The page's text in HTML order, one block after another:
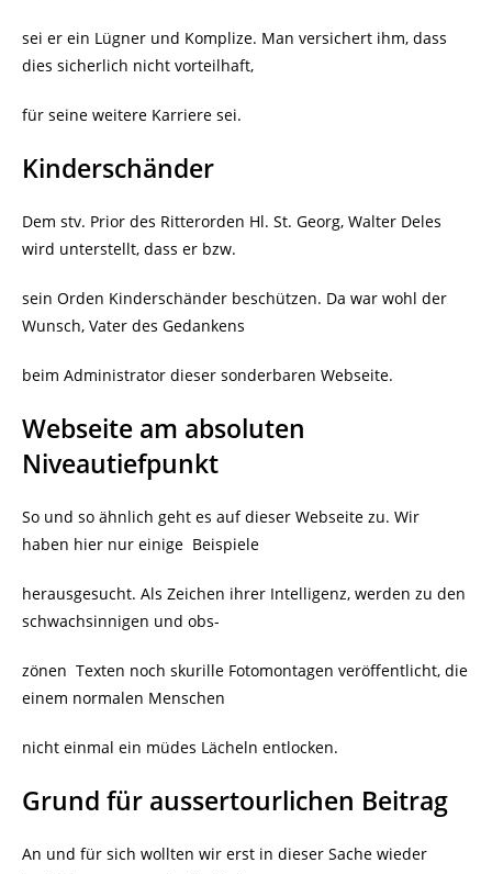
sei er ein Lügner und Komplize. Man versichert ihm, dass
dies sicherlich nicht vorteilhaft,
für seine weitere Karriere sei.
Kinderschänder
Dem stv. Prior des Ritterorden Hl. St. Georg, Walter Deles
wird unterstellt, dass er bzw.
sein Orden Kinderschänder beschützen. Da war wohl der
Wunsch, Vater des Gedankens
beim Administrator dieser sonderbaren Webseite.
Webseite am absoluten
Niveautiefpunkt
So und so ähnlich geht es auf dieser Webseite zu. Wir
haben hier nur einige Beispiele
herausgesucht. Als Zeichen ihrer Intelligenz, werden zu den
schwachsinnigen und obs-
zönen Texten noch skurille Fotomontagen veröffentlicht, die
einem normalen Menschen
nicht einmal ein müdes Lächeln entlocken.
Grund für aussertourlichen Beitrag
An und für sich wollten wir erst in dieser Sache wieder